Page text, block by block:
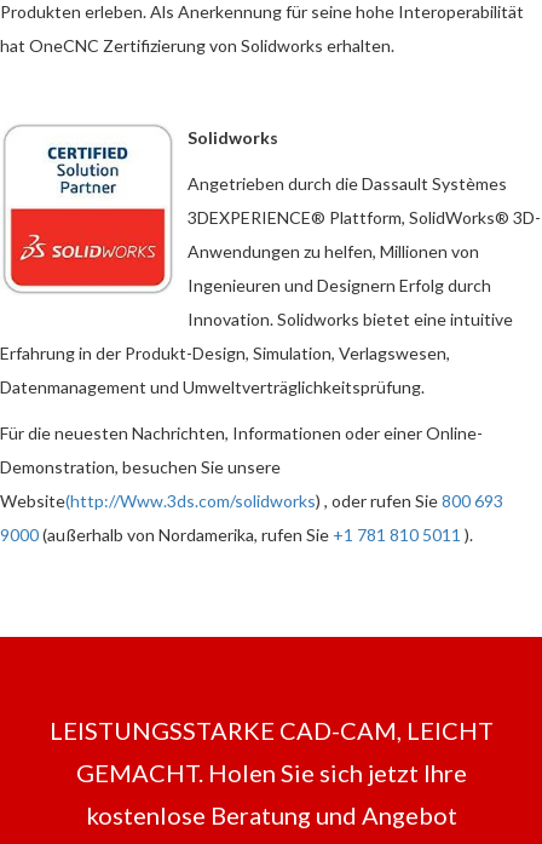
Produkten erleben. Als Anerkennung für seine hohe Interoperabilität
hat OneCNC Zertifizierung von Solidworks erhalten.
Solidworks
Angetrieben durch die Dassault Systèmes
3DEXPERIENCE® Plattform, SolidWorks® 3D-
Anwendungen zu helfen, Millionen von
Ingenieuren und Designern Erfolg durch
Innovation. Solidworks bietet eine intuitive
Erfahrung in der Produkt-Design, Simulation, Verlagswesen,
Datenmanagement und Umweltverträglichkeitsprüfung.
Für die neuesten Nachrichten, Informationen oder einer Online-
Demonstration, besuchen Sie unsere
Website(http://Www.3ds.com/solidworks) , oder rufen Sie800 693
9000(außerhalb von Nordamerika, rufen Sie +1 781 810 5011 ).
LEISTUNGSSTARKE CAD-CAM, LEICHT
GEMACHT. Holen Sie sich jetzt Ihre
kostenlose Beratung und Angebot